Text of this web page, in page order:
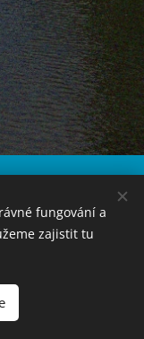
Hradecká 163
13585967
fungování a
zajistit tu